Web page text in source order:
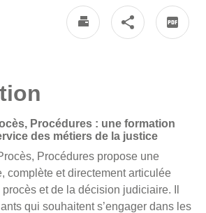
Procédures : une formation
des métiers de la justice
Procédures propose une
complète et directement articulée
et de la décision judiciaire. Il
qui souhaitent s’engager dans les